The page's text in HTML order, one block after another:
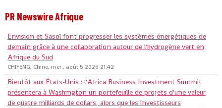
PR Newswire Afrique
Envision et Sasol font progresser les systèmes énergétiques de
demain grâce à une collaboration autour de l'hydrogène vert en
Afrique du Sud
CHIFENG, Chine, mer., août 5 2026 21:42
Bientôt aux États-Unis : l'Africa Business Investment Summit
présentera à Washington un portefeuille de projets d'une valeur
de quatre milliards de dollars, alors que les investisseurs